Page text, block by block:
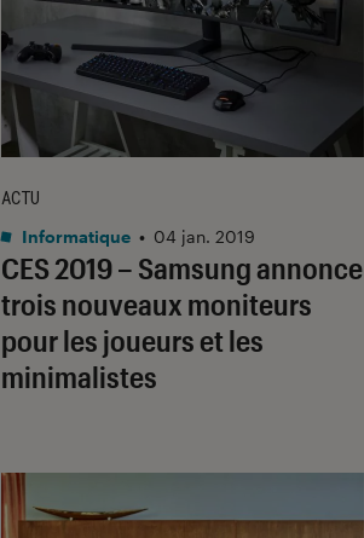
CES 2019 – Samsung annonce
trois nouveaux moniteurs
pour les joueurs et les
minimalistes
ACTU
Informatique • 04 jan. 2019